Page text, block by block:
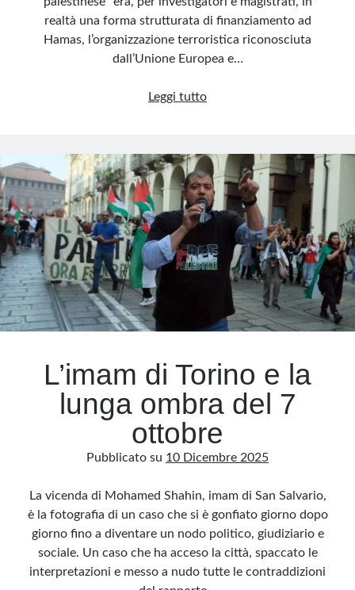
realtà una forma strutturata di finanziamento ad
Hamas, l’organizzazione terroristica riconosciuta
dall’Unione Europea e…
Leggi tuttoLa
finanzia
il
terrorismo
L’imam di Torino e la
lunga ombra del 7
ottobre
Pubblicato su 10 Dicembre 2025
La vicenda di Mohamed Shahin, imam di San Salvario,
è la fotografia di un caso che si è gonfiato giorno dopo
giorno fino a diventare un nodo politico, giudiziario e
sociale. Un caso che ha acceso la città, spaccato le
interpretazioni e messo a nudo tutte le contraddizioni